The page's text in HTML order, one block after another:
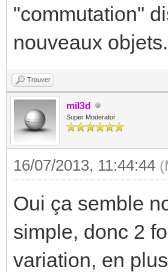
"commutation"
nouveaux objets.
Trouver
mil3d
Super Moderator
16/07/2013, 11:44:44
Oui ça semble
simple, donc 2
variation, en